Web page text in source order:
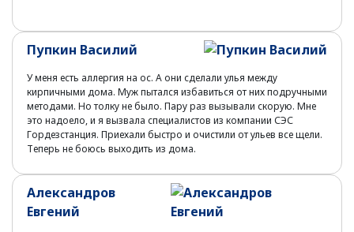
Пупкин Василий
У меня есть аллергия на ос. А они сделали улья между
кирпичными дома. Муж пытался избавиться от них подручными
методами. Но толку не было. Пару раз вызывали скорую. Мне
это надоело, и я вызвала специалистов из компании СЭС
Гордезстанция. Приехали быстро и очистили от ульев все щели.
Теперь не боюсь выходить из дома.
Александров
Евгений